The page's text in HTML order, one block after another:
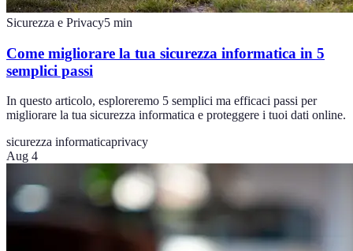
Sicurezza e Privacy5 min
Come migliorare la tua sicurezza informatica in 5
semplici passi
In questo articolo, esploreremo 5 semplici ma efficaci passi per
migliorare la tua sicurezza informatica e proteggere i tuoi dati online.
sicurezza informaticaprivacy
Aug 4